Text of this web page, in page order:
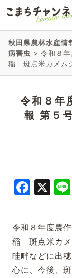
秋田県農林水産情
病害虫 > 令和８
稲 斑点米カメム
令和８年
報 第５
X
令和８年度農
稲 斑点米カメ
畦畔などに出
心に、今後、